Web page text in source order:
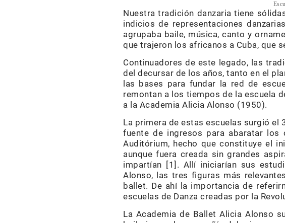
Nuestra tradición danzaria tiene
indicios de representaciones
agrupaba baile, música, canto y
que trajeron los africanos a Cuba, que
Continuadores de este legado, las
del decursar de los años, tanto en el
las bases para fundar la red de
remontan a los tiempos de la escuela
a la Academia Alicia Alonso (1950).
La primera de estas escuelas surgió
fuente de ingresos para abaratar los
Auditórium, hecho que constituye el
aunque fuera creada sin grandes
impartían [1]. Allí iniciarían sus
Alonso, las tres figuras más
ballet. De ahí la importancia de
escuelas de Danza creadas por la
La Academia de Ballet Alicia Alonso